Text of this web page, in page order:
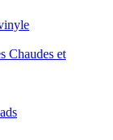
Chaudes et